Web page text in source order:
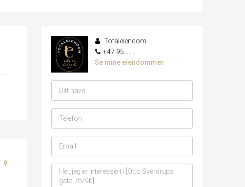
Totaleiendom
+47 95........
Se mine eiendommer